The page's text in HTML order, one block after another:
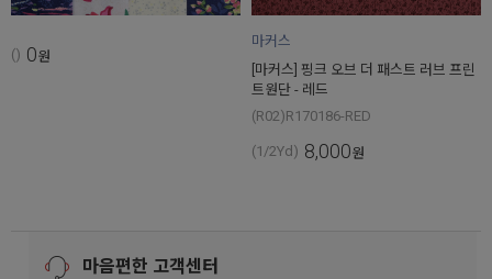
() 0원
마커스
[마커스] 핑크 오브 더 패스트 러브 프린
트원단 - 레드
(R02)R170186-RED
(1/2Yd) 8,000원
마음편한 고객센터